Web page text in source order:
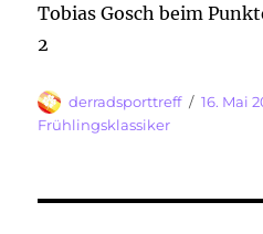
Tobias Gosch beim
2
Autor
derradsporttreff 16. Mai
Frühlingsklassiker